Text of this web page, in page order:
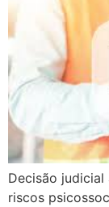
Decisão
riscos